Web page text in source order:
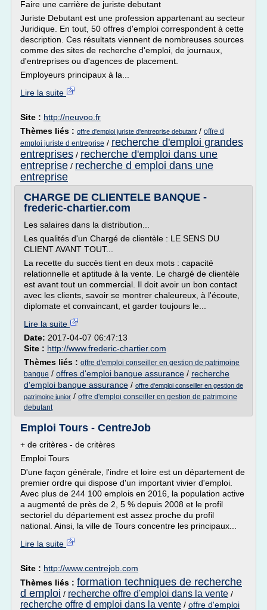
Faire une carrière de juriste debutant
Juriste Debutant est une profession appartenant au secteur
Juridique. En tout, 50 offres d'emploi correspondent à cette
description. Ces résultats viennent de nombreuses sources
comme des sites de recherche d'emploi, de journaux,
d'entreprises ou d'agences de placement.
Employeurs principaux à la...
Lire la suite
Site : http://neuvoo.fr
Thèmes liés : offre d'emploi juriste d'entreprise debutant / offre d
emploi juriste d entreprise / recherche d'emploi grandes
entreprises / recherche d'emploi dans une
entreprise / recherche d emploi dans une
entreprise
CHARGE DE CLIENTELE BANQUE -
frederic-chartier.com
Les salaires dans la distribution...
Les qualités d'un Chargé de clientèle : LE SENS DU
CLIENT AVANT TOUT...
La recette du succès tient en deux mots : capacité
relationnelle et aptitude à la vente. Le chargé de clientèle
est avant tout un commercial. Il doit avoir un bon contact
avec les clients, savoir se montrer chaleureux, à l'écoute,
diplomate et convaincant, et garder toujours le...
Lire la suite
Date: 2017-04-07 06:47:13
Site : http://www.frederic-chartier.com
Thèmes liés : offre d'emploi conseiller en gestion de patrimoine
banque / offres d'emploi banque assurance / recherche
d'emploi banque assurance / offre d'emploi conseiller en gestion de
patrimoine junior / offre d'emploi conseiller en gestion de patrimoine
debutant
Emploi Tours - CentreJob
+ de critères - de critères
Emploi Tours
D'une façon générale, l'indre et loire est un département de
premier ordre qui dispose d'un important vivier d'emploi.
Avec plus de 244 100 emplois en 2016, la population active
a augmenté de près de 2, 5 % depuis 2008 et le profil
sectoriel du département est assez proche du profil
national. Ainsi, la ville de Tours concentre les principaux...
Lire la suite
Site : http://www.centrejob.com
Thèmes liés : formation techniques de recherche
d emploi / recherche offre d'emploi dans la vente /
recherche offre d emploi dans la vente / offre d'emploi